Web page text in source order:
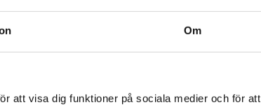
Om
att visa dig funktioner på sociala medier och för att